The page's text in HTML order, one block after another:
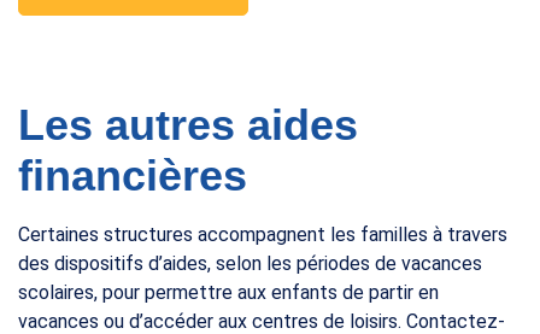
Les autres aides
financières
Certaines structures accompagnent les familles à travers
des dispositifs d’aides, selon les périodes de vacances
scolaires, pour permettre aux enfants de partir en
vacances ou d’accéder aux centres de loisirs. Contactez-